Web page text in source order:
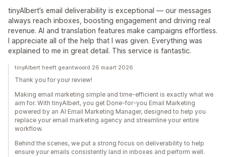
tinyAlbert’s email deliverability is exceptional — our messages
always reach inboxes, boosting engagement and driving real
revenue. AI and translation features make campaigns effortless.
I appreciate all of the help that I was given. Everything was
explained to me in great detail. This service is fantastic.
tinyAlbert heeft geantwoord 26 maart 2026
Thank you for your review!
Making email marketing simple and time-efficient is exactly what we
aim for. With tinyAlbert, you get Done-for-you Email Marketing
powered by an AI Email Marketing Manager, designed to help you
replace your email marketing agency and streamline your entire
workflow.
Behind the scenes, we put a strong focus on deliverability to help
ensure your emails consistently land in inboxes and perform well.